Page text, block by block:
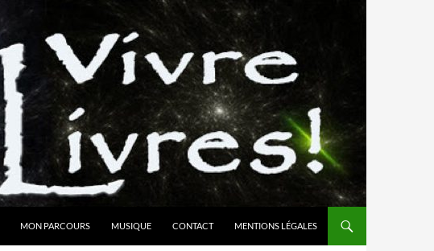
MON PARCOURS MUSIQUE CONTACT MENTIONS LÉGALES